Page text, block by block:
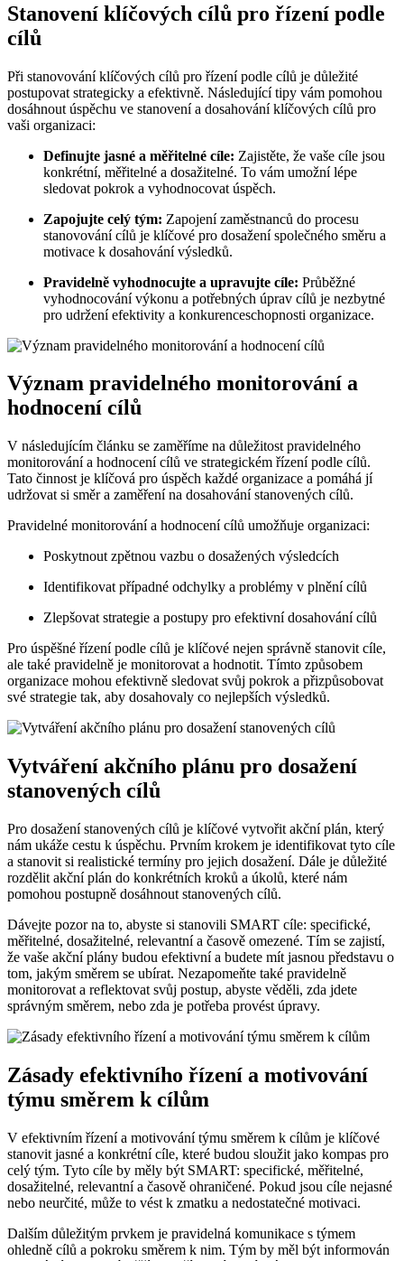
Stanovení klíčových cílů pro řízení podle
cílů
Při stanovování klíčových cílů pro řízení podle cílů je důležité
postupovat strategicky a efektivně. Následující tipy vám pomohou
dosáhnout úspěchu ve stanovení a dosahování klíčových cílů pro
vaši organizaci:
Definujte jasné a měřitelné cíle: Zajistěte, že vaše cíle jsou
konkrétní, měřitelné a dosažitelné. To vám umožní lépe
sledovat pokrok a vyhodnocovat úspěch.
Zapojujte celý tým: Zapojení zaměstnanců do procesu
stanovování cílů je klíčové pro dosažení společného směru a
motivace k dosahování výsledků.
Pravidelně vyhodnocujte a upravujte cíle: Průběžné
vyhodnocování výkonu a potřebných úprav cílů je nezbytné
pro udržení efektivity a konkurenceschopnosti organizace.
Význam pravidelného monitorování a
hodnocení cílů
V následujícím článku se zaměříme na důležitost pravidelného
monitorování a hodnocení cílů ve strategickém řízení podle cílů.
Tato činnost je klíčová pro úspěch každé organizace a pomáhá jí
udržovat si směr a zaměření na dosahování stanovených cílů.
Pravidelné monitorování a hodnocení cílů umožňuje organizaci:
Poskytnout zpětnou vazbu o dosažených výsledcích
Identifikovat případné odchylky a problémy v plnění cílů
Zlepšovat strategie a postupy pro efektivní dosahování cílů
Pro úspěšné řízení podle cílů je klíčové nejen správně stanovit cíle,
ale také pravidelně je monitorovat a hodnotit. Tímto způsobem
organizace mohou efektivně sledovat svůj pokrok a přizpůsobovat
své strategie tak, aby dosahovaly co nejlepších výsledků.
Vytváření akčního plánu pro dosažení
stanovených cílů
Pro dosažení stanovených cílů je klíčové vytvořit akční plán, který
nám ukáže cestu k úspěchu. Prvním krokem je identifikovat tyto cíle
a stanovit si realistické termíny pro jejich dosažení. Dále je důležité
rozdělit akční plán do konkrétních kroků a úkolů, které nám
pomohou postupně dosáhnout stanovených cílů.
Dávejte pozor na to, abyste si stanovili SMART cíle: specifické,
měřitelné, dosažitelné, relevantní a časově omezené. Tím se zajistí,
že vaše akční plány budou efektivní a budete mít jasnou představu o
tom, jakým směrem se ubírat. Nezapomeňte také pravidelně
monitorovat a reflektovat svůj postup, abyste věděli, zda jdete
správným směrem, nebo zda je potřeba provést úpravy.
Zásady efektivního řízení a motivování
týmu směrem k cílům
V efektivním řízení a motivování týmu směrem k cílům je klíčové
stanovit jasné a konkrétní cíle, které budou sloužit jako kompas pro
celý tým. Tyto cíle by měly být SMART: specifické, měřitelné,
dosažitelné, relevantní a časově ohraničené. Pokud jsou cíle nejasné
nebo neurčité, může to vést k zmatku a nedostatečné motivaci.
Dalším důležitým prvkem je pravidelná komunikace s týmem
ohledně cílů a pokroku směrem k nim. Tým by měl být informován